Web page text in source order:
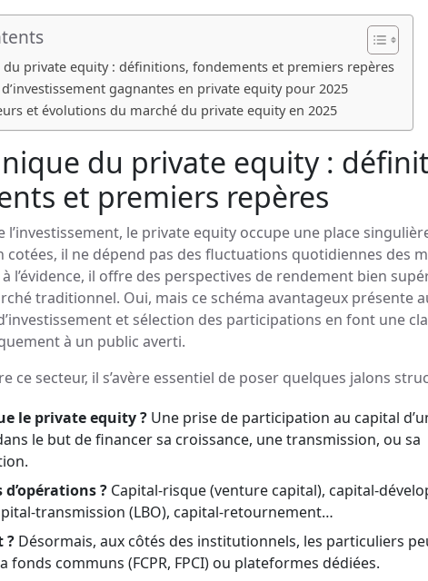
du private equity : définitions, fondements et premiers repères
gagnantes en private equity pour 2025
et évolutions du marché du private equity en 2025
du private equity :
et premiers repères
l’investissement, le private equity occupe une place
cotées, il ne dépend pas des fluctuations quotidiennes des
l’évidence, il offre des perspectives de rendement bien
traditionnel. Oui, mais ce schéma avantageux présente
et sélection des participations en font une
à un public averti.
ce secteur, il s’avère essentiel de poser quelques jalons
le private equity ? Une prise de participation au capital
le but de financer sa croissance, une transmission, ou sa
? Capital-risque (venture capital), capital-
transmission (LBO), capital-retournement…
? Désormais, aux côtés des institutionnels, les particuliers
fonds communs (FCPR, FPCI) ou plateformes dédiées.